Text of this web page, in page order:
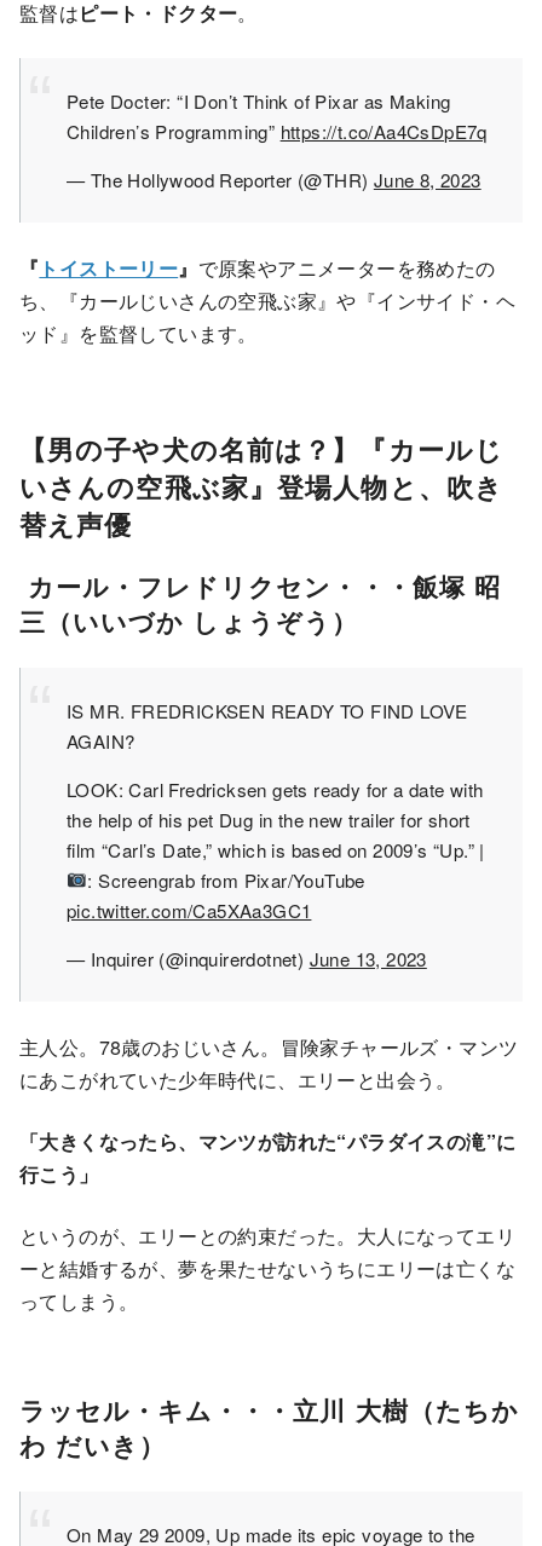
監督はピート・ドクター。
Pete Docter: “I Don’t Think of Pixar as Making
Children’s Programming” https://t.co/Aa4CsDpE7q
— The Hollywood Reporter (@THR) June 8, 2023
『 トイストーリー』 で原案やアニメーターを務めたの
ち、『カールじいさんの空飛ぶ家』や『インサイド・ヘ
ッド』を監督しています。
【男の子や犬の名前は？】『カールじ
いさんの空飛ぶ家』登場人物と、吹き
替え声優
カール・フレドリクセン・・・飯塚 昭
三（いいづか しょうぞう）
IS MR. FREDRICKSEN READY TO FIND LOVE
AGAIN?
LOOK: Carl Fredricksen gets ready for a date with
the help of his pet Dug in the new trailer for short
film “Carl’s Date,” which is based on 2009’s “Up.” |
: Screengrab from Pixar/YouTube
pic.twitter.com/Ca5XAa3GC1
— Inquirer (@inquirerdotnet) June 13, 2023
主人公。78歳のおじいさん。冒険家チャールズ・マンツ
にあこがれていた少年時代に、エリーと出会う。
「大きくなったら、マンツが訪れた“パラダイスの滝”に
行こう」
というのが、エリーとの約束だった。大人になってエリ
ーと結婚するが、夢を果たせないうちにエリーは亡くな
ってしまう。
ラッセル・キム・・・立川 大樹（たちか
わ だいき）
On May 29 2009, Up made its epic voyage to the